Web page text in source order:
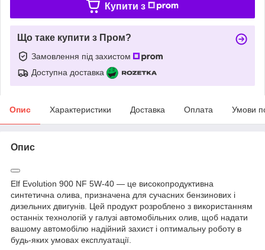
Купити з
Що таке купити з Пром?
Замовлення під захистом
Доступна доставка
Опис Характеристики Доставка Оплата Умови
Опис
Elf Evolution 900 NF 5W-40 — це високопродуктивна
синтетична олива, призначена для сучасних бензинових і
дизельних двигунів. Цей продукт розроблено з використанням
останніх технологій у галузі автомобільних олив, щоб надати
вашому автомобілю надійний захист і оптимальну роботу в
будь-яких умовах експлуатації.